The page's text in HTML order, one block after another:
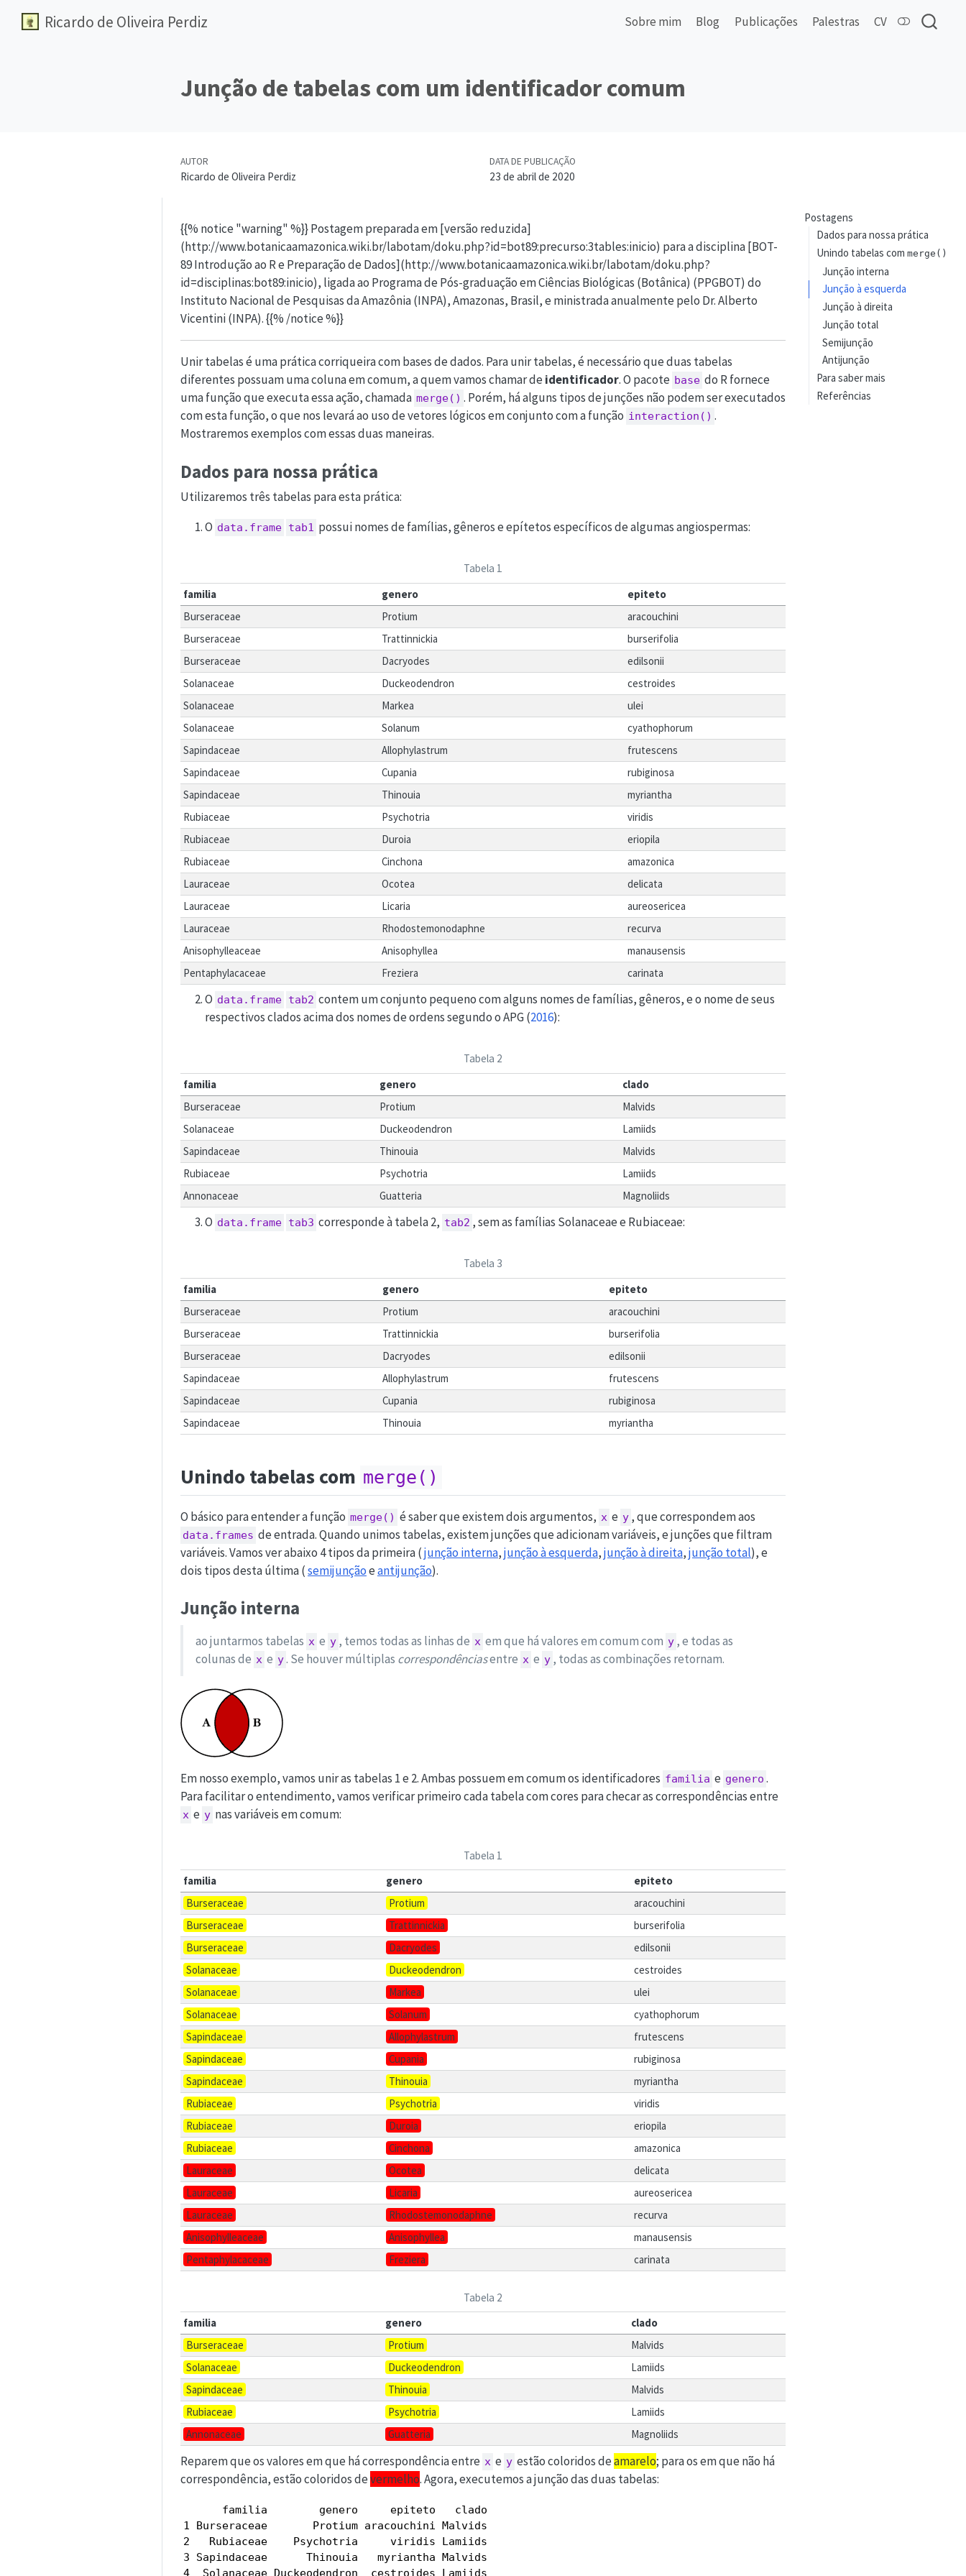
Ricardo de Oliveira Perdiz Sobre mim Blog Publicações Palestras CV
Junção de tabelas com um identificador comum
AUTOR
Ricardo de Oliveira Perdiz
DATA DE PUBLICAÇÃO
23 de abril de 2020
Postagens
Dados para nossa prática
Unindo tabelas commerge()
Junção interna
Junção à esquerda
Junção à direita
Junção total
Semijunção
Antijunção
Para saber mais
Referências
{{% notice "warning" %}} Postagem preparada em [versão reduzida]
(http://www.botanicaamazonica.wiki.br/labotam/doku.php?id=bot89:precurso:3tables:inicio) para a disciplina [BOT-
89 Introdução ao R e Preparação de Dados](http://www.botanicaamazonica.wiki.br/labotam/doku.php?
id=disciplinas:bot89:inicio), ligada ao Programa de Pós-graduação em Ciências Biológicas (Botânica) (PPGBOT) do
Instituto Nacional de Pesquisas da Amazônia (INPA), Amazonas, Brasil, e ministrada anualmente pelo Dr. Alberto
Vicentini (INPA). {{% /notice %}}
Unir tabelas é uma prática corriqueira com bases de dados. Para unir tabelas, é necessário que duas tabelas
diferentes possuam uma coluna em comum, a quem vamos chamar de identificador. O pacote base do R fornece
uma função que executa essa ação, chamada merge() . Porém, há alguns tipos de junções não podem ser executados
com esta função, o que nos levará ao uso de vetores lógicos em conjunto com a função interaction() .
Mostraremos exemplos com essas duas maneiras.
Dados para nossa prática
Utilizaremos três tabelas para esta prática:
O data.frame tab1 possui nomes de famílias, gêneros e epítetos específicos de algumas angiospermas:
Tabela 1
familia
genero
epiteto
Burseraceae
Protium
aracouchini
Burseraceae
Trattinnickia
burserifolia
Burseraceae
Dacryodes
edilsonii
Solanaceae
Duckeodendron
cestroides
Solanaceae
Markea
ulei
Solanaceae
Solanum
cyathophorum
Sapindaceae
Allophylastrum
frutescens
Sapindaceae
Cupania
rubiginosa
Sapindaceae
Thinouia
myriantha
Rubiaceae
Psychotria
viridis
Rubiaceae
Duroia
eriopila
Rubiaceae
Cinchona
amazonica
Lauraceae
Ocotea
delicata
Lauraceae
Licaria
aureosericea
Lauraceae
Rhodostemonodaphne
recurva
Anisophylleaceae
Anisophyllea
manausensis
Pentaphylacaceae
Freziera carinata
O data.frame tab2 contem um conjunto pequeno com alguns nomes de famílias, gêneros, e o nome de seus
respectivos clados acima dos nomes de ordens segundo oAPG (2016):
Tabela 2
familia
genero
clado
Burseraceae
Protium
Malvids
Solanaceae
Duckeodendron
Lamiids
Sapindaceae
Thinouia
Malvids
Rubiaceae
Psychotria
Lamiids
Annonaceae
Guatteria Magnoliids
O data.frame tab3 corresponde à tabela 2, tab2 , sem as famílias Solanaceae e Rubiaceae:
Tabela 3
familia
genero
epiteto
Burseraceae
Protium
aracouchini
Burseraceae
Trattinnickia
burserifolia
Burseraceae
Dacryodes
edilsonii
Sapindaceae
Allophylastrum
frutescens
Sapindaceae
Cupania
rubiginosa
Sapindaceae
Thinouia myriantha
Unindo tabelas com merge()
O básico para entender a função merge() é saber que existem dois argumentos, x e y , que correspondem aos
data.frames de entrada. Quando unimos tabelas, existem junções que adicionam variáveis, e junções que filtram
variáveis. Vamos ver abaixo 4 tipos da primeira (junção interna,junção à esquerda,junção à direita,junção total), e
dois tipos desta última (semijunçãoeantijunção).
Junção interna
ao juntarmos tabelas x e y , temos todas as linhas de x em que há valores em comum com y , e todas as
colunas de x e y. Se houver múltiplas correspondênciasentre x e y , todas as combinações retornam.
Em nosso exemplo, vamos unir as tabelas 1 e 2. Ambas possuem em comum os identificadores familia e genero .
Para facilitar o entendimento, vamos verificar primeiro cada tabela com cores para checar as correspondências entre
x e y nas variáveis em comum:
Tabela 1
familia
genero
epiteto
Burseraceae
Protium
aracouchini
Burseraceae
Trattinnickia
burserifolia
Burseraceae
Dacryodes
edilsonii
Solanaceae
Duckeodendron
cestroides
Solanaceae
Markea
ulei
Solanaceae
Solanum
cyathophorum
Sapindaceae
Allophylastrum
frutescens
Sapindaceae
Cupania
rubiginosa
Sapindaceae
Thinouia
myriantha
Rubiaceae
Psychotria
viridis
Rubiaceae
Duroia
eriopila
Rubiaceae
Cinchona
amazonica
Lauraceae
Ocotea
delicata
Lauraceae
Licaria
aureosericea
Lauraceae
Rhodostemonodaphne
recurva
Anisophylleaceae
Anisophyllea
manausensis
Pentaphylacaceae
Freziera carinata
Tabela 2
familia
genero
clado
Burseraceae
Protium
Malvids
Solanaceae
Duckeodendron
Lamiids
Sapindaceae
Thinouia
Malvids
Rubiaceae
Psychotria
Lamiids
Annonaceae
Guatteria Magnoliids
Reparem que os valores em que há correspondência entre x e y estão coloridos deamarelo; para os em que não há
correspondência, estão coloridos devermelho. Agora, executemos a junção das duas tabelas:
      familia        genero     epiteto   clado
1 Burseraceae       Protium aracouchini Malvids
2   Rubiaceae    Psychotria     viridis Lamiids
3 Sapindaceae      Thinouia   myriantha Malvids
4  Solanaceae Duckeodendron  cestroides Lamiids